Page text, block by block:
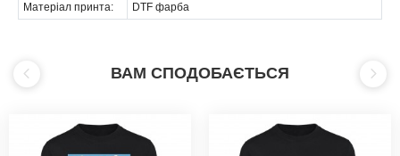
Матеріал принта:
DTF фарба
ВАМ СПОДОБАЄТЬСЯ